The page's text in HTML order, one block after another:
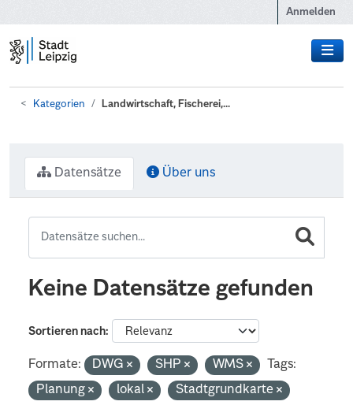
Anmelden
Kategorien Landwirtschaft, Fischerei,...
Datensätze Über uns
Keine Datensätze gefunden
Sortieren nach
Formate: DWG SHP WMS
Tags:
Planung
lokal
Stadtgrundkarte